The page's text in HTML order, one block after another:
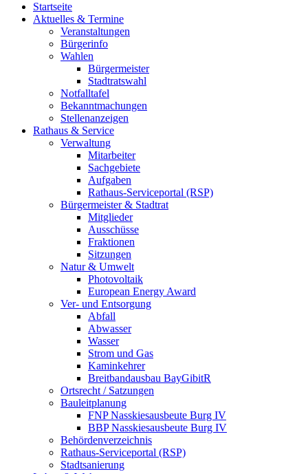
Startseite
Aktuelles & Termine
Veranstaltungen
Bürgerinfo
Wahlen
Bürgermeister
Stadtratswahl
Notfalltafel
Bekanntmachungen
Stellenanzeigen
Rathaus & Service
Verwaltung
Mitarbeiter
Sachgebiete
Aufgaben
Rathaus-Serviceportal (RSP)
Bürgermeister & Stadtrat
Mitglieder
Ausschüsse
Fraktionen
Sitzungen
Natur & Umwelt
Photovoltaik
European Energy Award
Ver- und Entsorgung
Abfall
Abwasser
Wasser
Strom und Gas
Kaminkehrer
Breitbandausbau BayGibitR
Ortsrecht / Satzungen
Bauleitplanung
FNP Nasskiesausbeute Burg IV
BBP Nasskiesausbeute Burg IV
Behördenverzeichnis
Rathaus-Serviceportal (RSP)
Stadtsanierung